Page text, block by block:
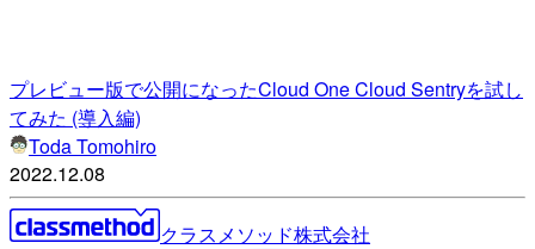
プレビュー版で公開になったCloud One Cloud Sentryを試し
てみた (導入編)
Toda Tomohiro
2022.12.08
クラスメソッド株式会社